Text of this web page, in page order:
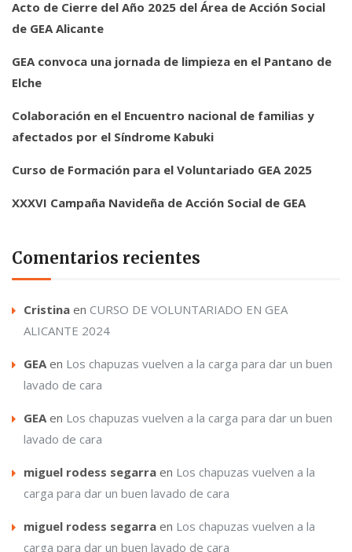
Acto de Cierre del Año 2025 del Área de Acción Social
de GEA Alicante
GEA convoca una jornada de limpieza en el Pantano de
Elche
Colaboración en el Encuentro nacional de familias y
afectados por el Síndrome Kabuki
Curso de Formación para el Voluntariado GEA 2025
XXXVI Campaña Navideña de Acción Social de GEA
Comentarios recientes
Cristina en CURSO DE VOLUNTARIADO EN GEA
ALICANTE 2024
GEAen Los chapuzas vuelven a la carga para dar un buen
lavado de cara
GEAen Los chapuzas vuelven a la carga para dar un buen
lavado de cara
miguel rodess segarra en Los chapuzas vuelven a la
carga para dar un buen lavado de cara
miguel rodess segarra en Los chapuzas vuelven a la
carga para dar un buen lavado de cara